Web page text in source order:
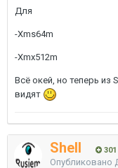
Для
-Xms64m
-Xmx512m
Всё окей, но теперь из
видят
Shell 301
Опубликовано